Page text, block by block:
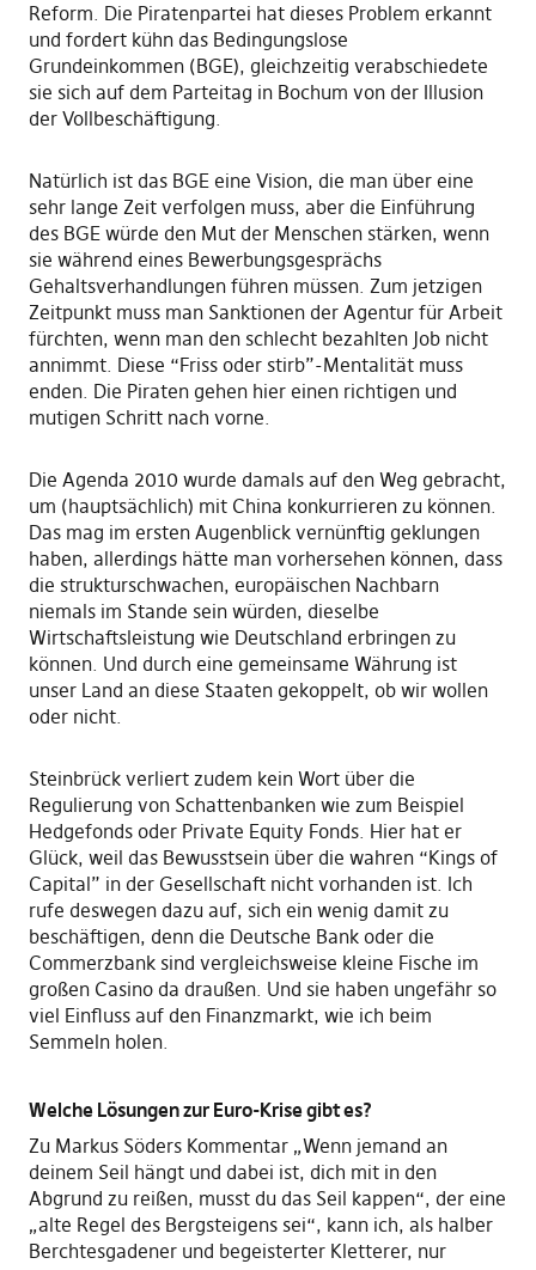
Reform. Die Piratenpartei hat dieses Problem erkannt
und fordert kühn das Bedingungslose
Grundeinkommen (BGE), gleichzeitig verabschiedete
sie sich auf dem Parteitag in Bochum von der Illusion
der Vollbeschäftigung.
Natürlich ist das BGE eine Vision, die man über eine
sehr lange Zeit verfolgen muss, aber die Einführung
des BGE würde den Mut der Menschen stärken, wenn
sie während eines Bewerbungsgesprächs
Gehaltsverhandlungen führen müssen. Zum jetzigen
Zeitpunkt muss man Sanktionen der Agentur für Arbeit
fürchten, wenn man den schlecht bezahlten Job nicht
annimmt. Diese “Friss oder stirb”-Mentalität muss
enden. Die Piraten gehen hier einen richtigen und
mutigen Schritt nach vorne.
Die Agenda 2010 wurde damals auf den Weg gebracht,
um (hauptsächlich) mit China konkurrieren zu können.
Das mag im ersten Augenblick vernünftig geklungen
haben, allerdings hätte man vorhersehen können, dass
die strukturschwachen, europäischen Nachbarn
niemals im Stande sein würden, dieselbe
Wirtschaftsleistung wie Deutschland erbringen zu
können. Und durch eine gemeinsame Währung ist
unser Land an diese Staaten gekoppelt, ob wir wollen
oder nicht.
Steinbrück verliert zudem kein Wort über die
Regulierung von Schattenbanken wie zum Beispiel
Hedgefonds oder Private Equity Fonds. Hier hat er
Glück, weil das Bewusstsein über die wahren “Kings of
Capital” in der Gesellschaft nicht vorhanden ist. Ich
rufe deswegen dazu auf, sich ein wenig damit zu
beschäftigen, denn die Deutsche Bank oder die
Commerzbank sind vergleichsweise kleine Fische im
großen Casino da draußen. Und sie haben ungefähr so
viel Einfluss auf den Finanzmarkt, wie ich beim
Semmeln holen.
Welche Lösungen zur Euro-Krise gibt es?
Zu Markus Söders Kommentar „Wenn jemand an
deinem Seil hängt und dabei ist, dich mit in den
Abgrund zu reißen, musst du das Seil kappen“, der eine
„alte Regel des Bergsteigens sei“, kann ich, als halber
Berchtesgadener und begeisterter Kletterer, nur